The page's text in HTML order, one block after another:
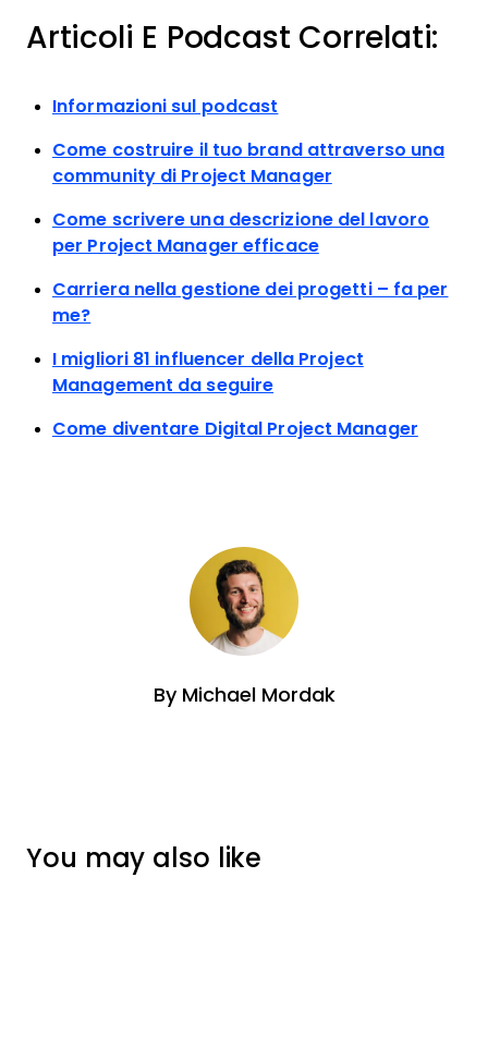
Articoli E Podcast Correlati:
Informazioni sul podcast
Come costruire il tuo brand attraverso una
community di Project Manager
Come scrivere una descrizione del lavoro
per Project Manager efficace
Carriera nella gestione dei progetti – fa per
me?
I migliori 81 influencer della Project
Management da seguire
Come diventare Digital Project Manager
ByMichael Mordak
You may also like